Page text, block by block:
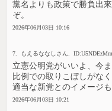
黨名よりも政策で勝負出
ぞ。
2026年06月03日 10:16
7. もえるななしさん.
立憲公明党がいいよ、今
比例での取りこぼしがな
適当な新党とのイメージ
2026年06月03日 10:21